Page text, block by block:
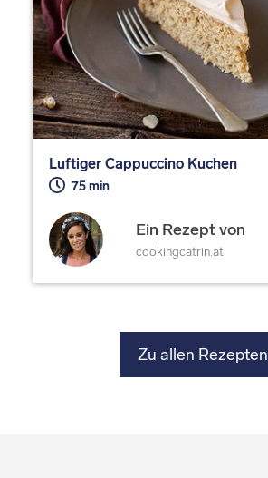
Luftiger Cappuccino Kuchen
75 min
Ein Rezept von
cookingcatrin.at
Zu allen Rezepten